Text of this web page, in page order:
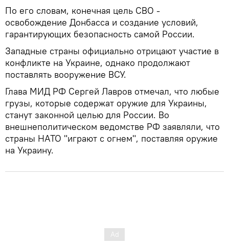
По его словам, конечная цель СВО -
освобождение Донбасса и создание условий,
гарантирующих безопасность самой России.
Западные страны официально отрицают участие в
конфликте на Украине, однако продолжают
поставлять вооружение ВСУ.
Глава МИД РФ Сергей Лавров отмечал, что любые
грузы, которые содержат оружие для Украины,
станут законной целью для России. Во
внешнеполитическом ведомстве РФ заявляли, что
страны НАТО "играют с огнем", поставляя оружие
на Украину.